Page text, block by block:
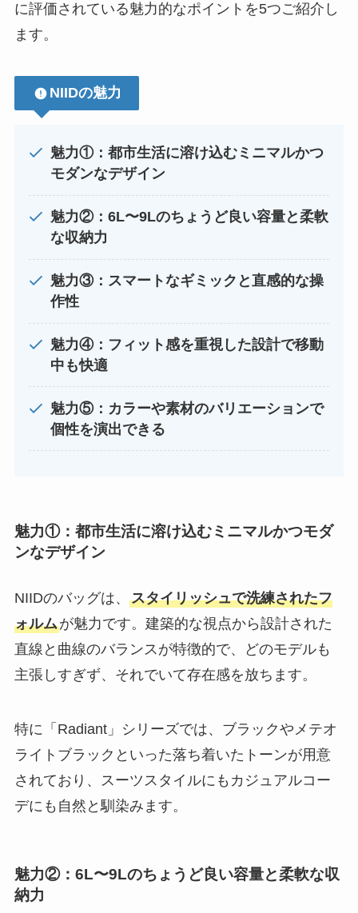
に評価されている魅力的なポイントを5つご紹介し
ます。
NIIDの魅力
魅力①：都市生活に溶け込むミニマルかつ
モダンなデザイン
魅力②：6L〜9Lのちょうど良い容量と柔軟
な収納力
魅力③：スマートなギミックと直感的な操
作性
魅力④：フィット感を重視した設計で移動
中も快適
魅力⑤：カラーや素材のバリエーションで
個性を演出できる
魅力①：都市生活に溶け込むミニマルかつモダ
ンなデザイン
NIIDのバッグは、 スタイリッシュで洗練されたフ
ォルムが魅力です。建築的な視点から設計された
直線と曲線のバランスが特徴的で、どのモデルも
主張しすぎず、それでいて存在感を放ちます。
特に「Radiant」シリーズでは、ブラックやメテオ
ライトブラックといった落ち着いたトーンが用意
されており、スーツスタイルにもカジュアルコー
デにも自然と馴染みます。
魅力②：6L〜9Lのちょうど良い容量と柔軟な収
納力